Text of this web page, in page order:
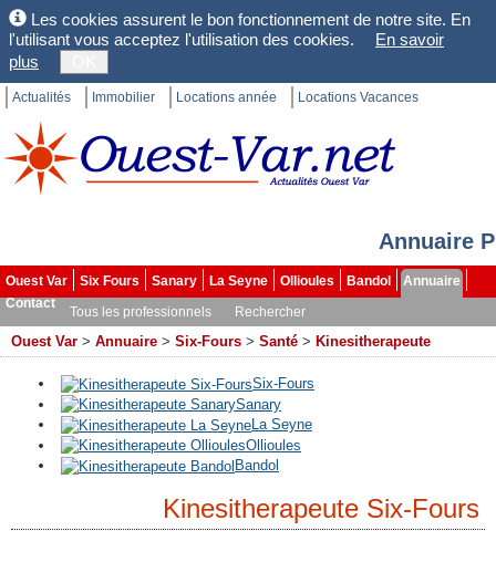
Les cookies assurent le bon fonctionnement de notre site. En
l'utilisant vous acceptez l'utilisation des cookies.
En savoir
plus
Actualités Immobilier Locations année Locations Vacances
Annuaire
Ouest Var Six Fours Sanary La Seyne Ollioules Bandol
Annuaire
Contact
Tous les professionnels Rechercher
Ouest Var > Annuaire > Six-Fours > Santé > Kinesitherapeute
Six-Fours
Sanary
La Seyne
Ollioules
Bandol
Kinesitherapeute Six-Fours